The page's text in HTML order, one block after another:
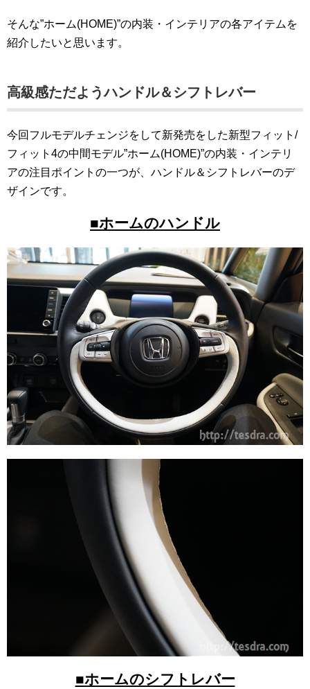
そんな”ホーム(HOME)”の内装・インテリアの各アイテムを
紹介したいと思います。
高級感ただようハンドル＆シフトレバー
今回フルモデルチェンジをして新発売をした新型フィット/
フィット4の中間モデル”ホーム(HOME)”の内装・インテリ
アの注目ポイントの一つが、ハンドル＆シフトレバーのデ
ザインです。
■ホームのハンドル
■ホームのシフトレバー